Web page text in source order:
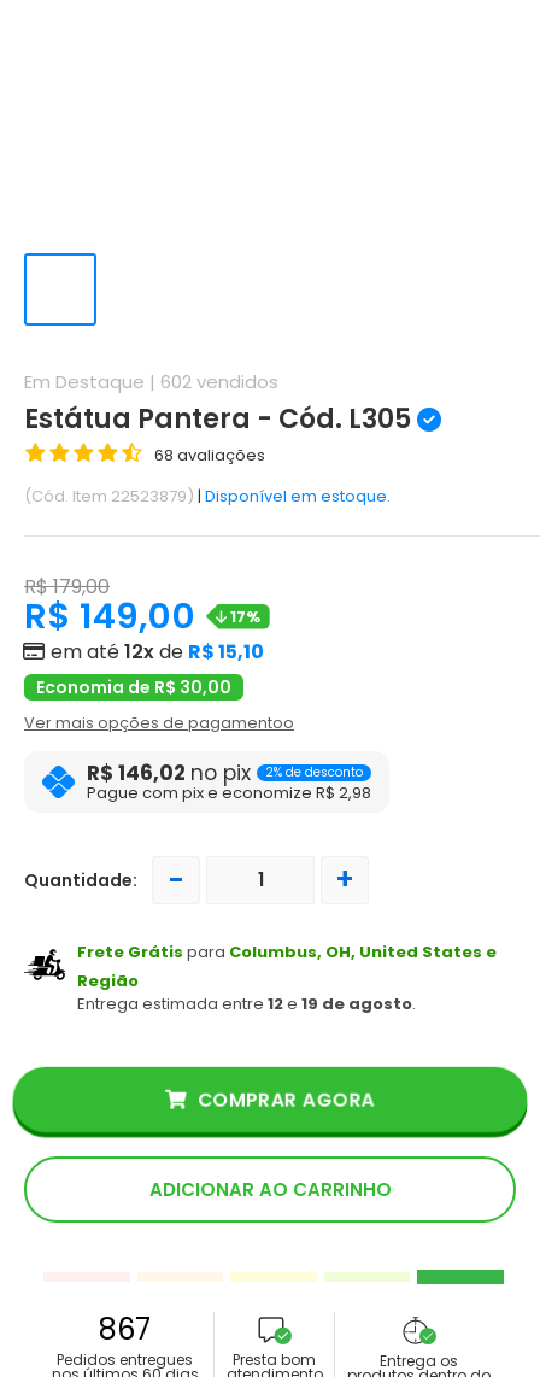
Em Destaque | 602vendidos
Estátua Pantera - Cód. L305
68 avaliações
(Cód. Item 22523879) | Disponível em estoque.
R$ 179,00
R$ 149,00 17%
em até12xde R$ 15,10
Economia de R$ 30,00
Ver mais opções de pagamentoo
R$ 146,02 no pix 2% de desconto
Pague com pix e economize R$ 2,98
Quantidade: - +
Frete Grátis para Columbus, OH, United States e
Região
Entrega estimada entre 12e 19 de agosto.
ADICIONAR AO CARRINHO
COMPRAR AGORA
867
Pedidos entregues Presta bom Entrega os